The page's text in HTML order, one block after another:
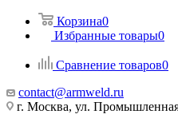
Корзина0
Избранные товары0
Сравнение товаров0
contact@armweld.ru
г. Москва, ул.